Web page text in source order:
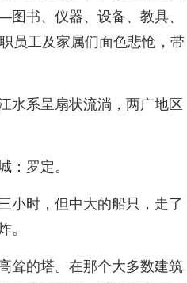
书、仪器、设备、教具、
员工及家属们面色悲怆，带
水系呈扇状流淌，两广地区
：罗定。
小时，但中大的船只，走了
。
耸的塔。在那个大多数建筑